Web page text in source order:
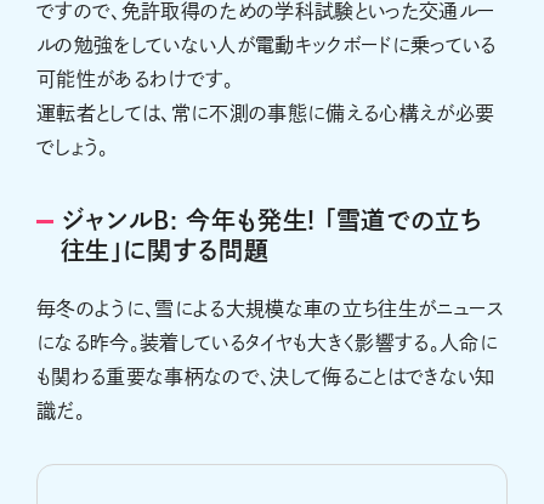
ですので、免許取得のための学科試験といった交通ルー
ルの勉強をしていない人が電動キックボードに乗っている
可能性があるわけです。
運転者としては、常に不測の事態に備える心構えが必要
でしょう。
ジャンルB: 今年も発生! 「雪道での立ち
往生」に関する問題
毎冬のように、雪による大規模な車の立ち往生がニュース
になる昨今。装着しているタイヤも大きく影響する。人命に
も関わる重要な事柄なので、決して侮ることはできない知
識だ。